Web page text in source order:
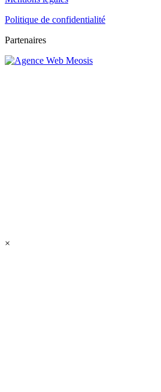
Politique de confidentialité
Partenaires
×